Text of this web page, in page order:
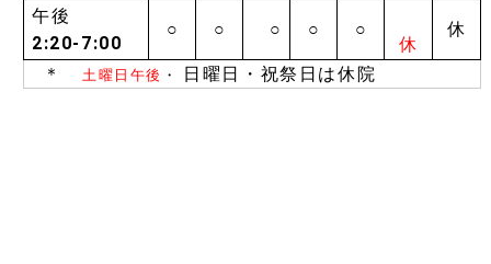
2021.08.10
夏季休暇のお知らせ 8/10（火）通常診療 8/11（水）通常
診療 8/10（月祝）終日休診 8/11（火）終日休診
8/12（木）～8月15（日）終日休診 8/16（月）より通常
午後
2:20-7:00
○ ○ ○ ○ ○
休
休
＊ 土曜日午後 ・ 日曜日・祝祭日は休院